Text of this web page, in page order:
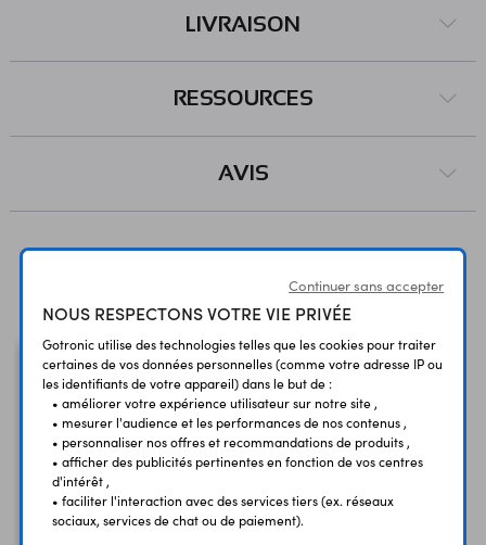
LIVRAISON
RESSOURCES
AVIS
Vous avez déja consulté
Continuer sans accepter
NOUS RESPECTONS VOTRE VIE PRIVÉE
Gotronic utilise des technologies telles que les cookies pour traiter
certaines de vos données personnelles (comme votre adresse IP ou
les identifiants de votre appareil) dans le but de :
• améliorer votre expérience utilisateur sur notre site ,
• mesurer l'audience et les performances de nos contenus ,
• personnaliser nos offres et recommandations de produits ,
• afficher des publicités pertinentes en fonction de vos centres
d'intérêt ,
• faciliter l'interaction avec des services tiers (ex. réseaux
sociaux, services de chat ou de paiement).